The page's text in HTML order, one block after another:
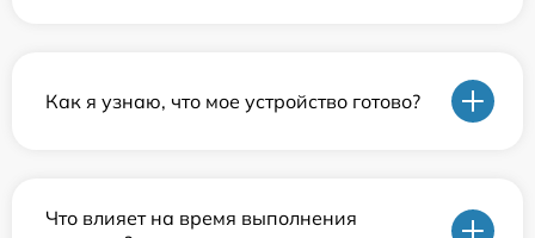
Как я узнаю, что мое устройство готово?
Что влияет на время выполнения